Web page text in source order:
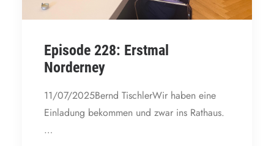
Episode 228: Erstmal
Norderney
11/07/2025Bernd TischlerWir haben eine
Einladung bekommen und zwar ins Rathaus.
…